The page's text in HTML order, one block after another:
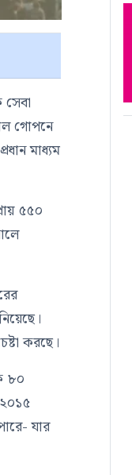
গোপনে
মাধ্যম
৫৫০
করছে।
৮০
যার